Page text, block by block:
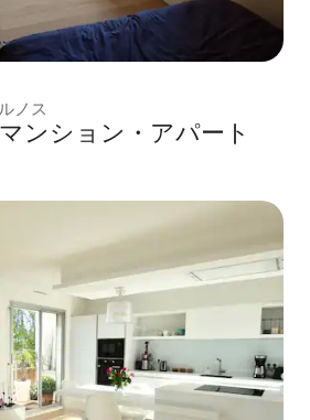
く - - タルノス
ンション・アパート